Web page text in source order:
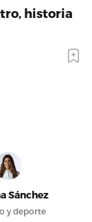
historia
Sánchez
y deporte